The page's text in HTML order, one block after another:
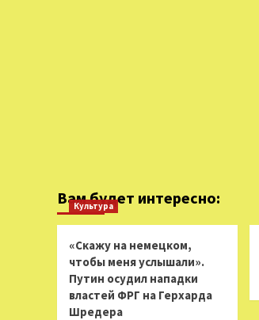
Вам будет интересно:
Культура
«Скажу на немецком,
чтобы меня услышали».
Путин осудил нападки
властей ФРГ на Герхарда
Шредера